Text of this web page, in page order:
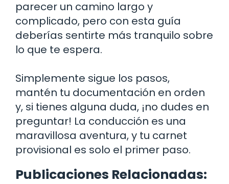
parecer un camino largo y
complicado, pero con esta guía
deberías sentirte más tranquilo sobre
lo que te espera.
Simplemente sigue los pasos,
mantén tu documentación en orden
y, si tienes alguna duda, ¡no dudes en
preguntar! La conducción es una
maravillosa aventura, y tu carnet
provisional es solo el primer paso.
Publicaciones Relacionadas: